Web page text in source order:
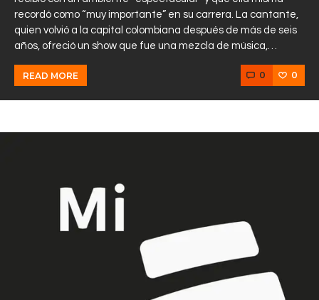
recordó como “muy importante” en su carrera. La cantante,
quien volvió a la capital colombiana después de más de seis
años, ofreció un show que fue una mezcla de música,…
READ MORE 0 0